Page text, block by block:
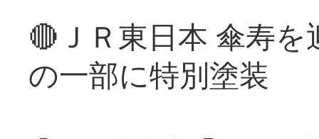
🔴ＪＲ東日本 傘寿
の一部に特別塗装